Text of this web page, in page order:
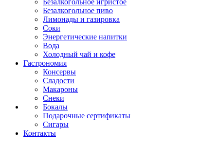
Безалкогольное пиво
Лимонады и газировка
Соки
Энергетические напитки
Вода
Холодный чай и кофе
Гастрономия
Консервы
Сладости
Макароны
Снеки
Бокалы
Подарочные сертификаты
Сигары
Контакты